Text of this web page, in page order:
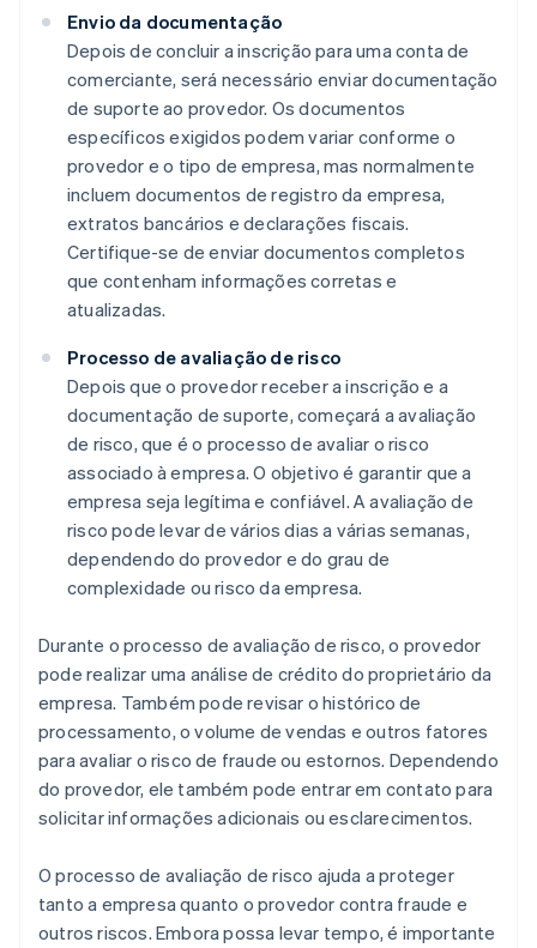
Envio da documentação
Depois de concluir a inscrição para uma conta de
comerciante, será necessário enviar documentação
de suporte ao provedor. Os documentos
específicos exigidos podem variar conforme o
provedor e o tipo de empresa, mas normalmente
incluem documentos de registro da empresa,
extratos bancários e declarações fiscais.
Certifique-se de enviar documentos completos
que contenham informações corretas e
atualizadas.
Processo de avaliação de risco
Depois que o provedor receber a inscrição e a
documentação de suporte, começará a avaliação
de risco, que é o processo de avaliar o risco
associado à empresa. O objetivo é garantir que a
empresa seja legítima e confiável. A avaliação de
risco pode levar de vários dias a várias semanas,
dependendo do provedor e do grau de
complexidade ou risco da empresa.
Durante o processo de avaliação de risco, o provedor
pode realizar uma análise de crédito do proprietário da
empresa. Também pode revisar o histórico de
processamento, o volume de vendas e outros fatores
para avaliar o risco de fraude ou estornos. Dependendo
do provedor, ele também pode entrar em contato para
solicitar informações adicionais ou esclarecimentos.
O processo de avaliação de risco ajuda a proteger
tanto a empresa quanto o provedor contra fraude e
outros riscos. Embora possa levar tempo, é importante